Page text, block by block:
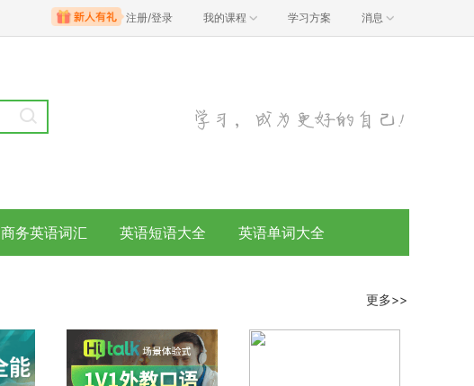
注册/登录 我的课程 学习方案 消息
商务英语词汇 英语短语大全 英语单词大全
更多>>